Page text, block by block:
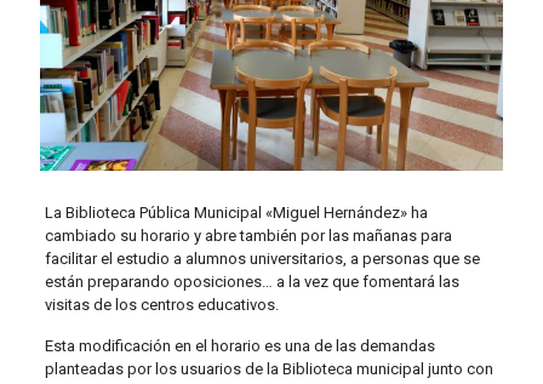
La Biblioteca Pública Municipal «Miguel Hernández» ha
cambiado su horario y abre también por las mañanas para
facilitar el estudio a alumnos universitarios, a personas que se
están preparando oposiciones… a la vez que fomentará las
visitas de los centros educativos.
Esta modificación en el horario es una de las demandas
planteadas por los usuarios de la Biblioteca municipal junto con